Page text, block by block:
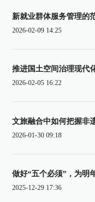
新就业群体服务管理的
2026-02-09 14:25
推进国土空间治理现代
2026-02-05 16:22
文旅融合中如何把握非
2026-01-30 09:18
做好“五个必须”，为明
2025-12-29 17:36